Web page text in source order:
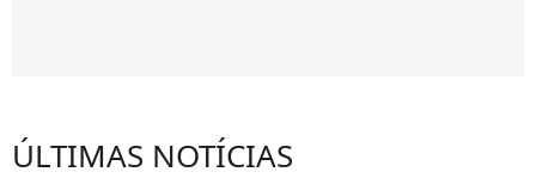
ÚLTIMAS NOTÍCIAS